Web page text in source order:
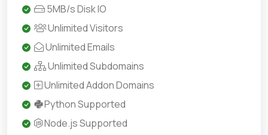
5MB/s Disk IO
Unlimited Visitors
Unlimited Emails
Unlimited Subdomains
Unlimited Addon Domains
Python Supported
Node.js Supported